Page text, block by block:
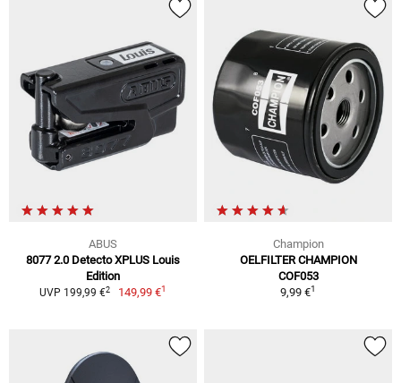
ABUS
8077 2.0 Detecto XPLUS Louis
Edition
UVP 199,99 €2 149,99 €1
Champion
OELFILTER CHAMPION
COF053
9,99 €1